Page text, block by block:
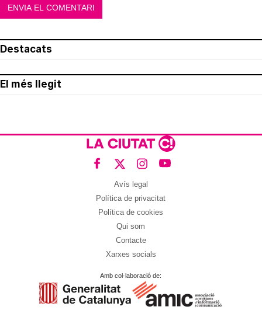
Destacats
El més llegit
Avís legal
Política de privacitat
Política de cookies
Qui som
Contacte
Xarxes socials
Amb col·laboració de: